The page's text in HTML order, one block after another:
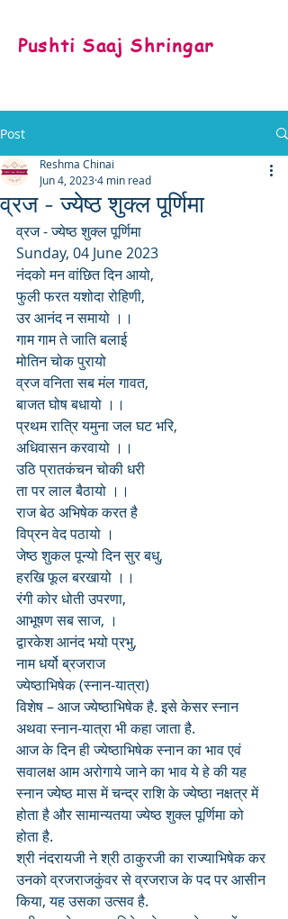
Pushti Saaj Shringar
Post
व्रज - ज्येष्ठ शुक्ल पूर्णिमा
Reshma Chinai
Jun 4, 20234 min read
व्रज - ज्येष्ठ शुक्ल पूर्णिमा
Sunday, 04 June 2023
नंदको मन वांछित दिन आयो,
फुली फरत यशोदा रोहिणी,
उर आनंद न समायो ।।
गाम गाम ते जाति बलाई
मोतिन चोक पुरायो
व्रज वनिता सब मंल गावत,
बाजत घोष बधायो ।।
प्रथम रात्रि यमुना जल घट भरि,
अधिवासन करवायो ।।
उठि प्रातकंचन चोकी धरी
ता पर लाल बैठायो ।।
राज बेठ अभिषेक करत है
विप्रन वेद पठायो ।
जेष्ठ शुकल पून्यो दिन सुर बधु,
हरखि फूल बरखायो ।।
रंगी कोर धोती उपरणा,
आभूषण सब साज, ।
द्वारकेश आनंद भयो प्रभु,
नाम धर्यो ब्रजराज
ज्येष्ठाभिषेक (स्नान-यात्रा)
विशेष – आज ज्येष्ठाभिषेक है. इसे केसर स्नान
अथवा स्नान-यात्रा भी कहा जाता है.
आज के दिन ही ज्येष्ठाभिषेक स्नान का भाव एवं
सवालक्ष आम अरोगाये जाने का भाव ये हे की यह
स्नान ज्येष्ठ मास में चन्द्र राशि के ज्येष्ठा नक्षत्र में
होता है और सामान्यतया ज्येष्ठ शुक्ल पूर्णिमा को
होता है.
श्री नंदरायजी ने श्री ठाकुरजी का राज्याभिषेक कर
उनको व्रजराजकुंवर से व्रजराज के पद पर आसीन
किया, यह उसका उत्सव है.